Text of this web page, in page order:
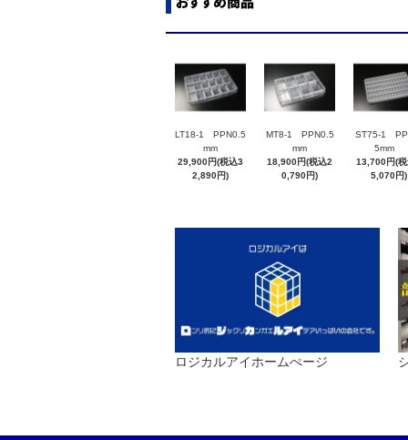
LT18-1 PPN0.5
mm
29,900円(税込3
2,890円)
MT8-1 PPN0.5
mm
18,900円(税込2
0,790円)
ST75-1
5mm
13,700円(
5,070円)
ロジカルアイホームぺージ